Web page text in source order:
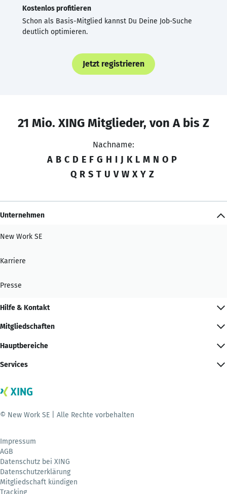
Kostenlos profitieren
Schon als Basis-Mitglied kannst Du Deine Job-Suche
deutlich optimieren.
Jetzt registrieren
21 Mio. XING Mitglieder, von A bis Z
Nachname:
A B C D E F G H I J K L M N O P
Q R S T U V W X Y Z
Unternehmen
New Work SE
Karriere
Presse
Hilfe & Kontakt
Mitgliedschaften
Hauptbereiche
Services
© New Work SE | Alle Rechte vorbehalten
Impressum
AGB
Datenschutz bei XING
Datenschutzerklärung
Mitgliedschaft kündigen
Tracking